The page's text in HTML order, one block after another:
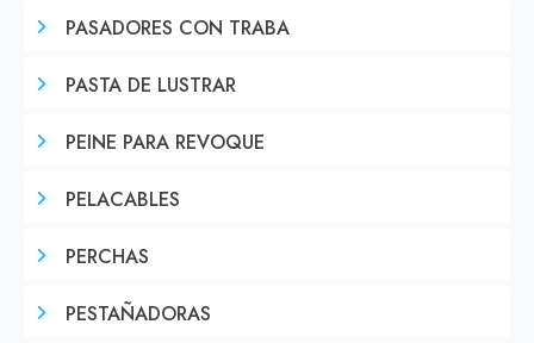
PASADORES CON TRABA
PASTA DE LUSTRAR
PEINE PARA REVOQUE
PELACABLES
PERCHAS
PESTAÑADORAS